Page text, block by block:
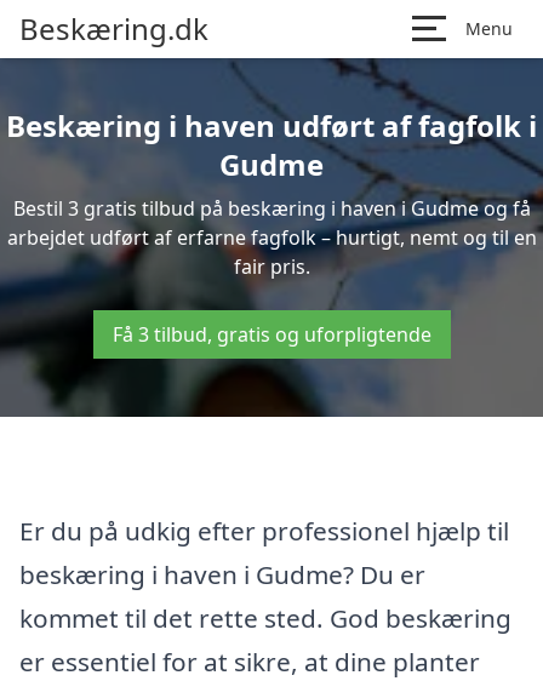
Beskæring.dk Menu
Beskæring i haven udført af fagfolk i
Gudme
Bestil 3 gratis tilbud på beskæring i haven i Gudme og få
arbejdet udført af erfarne fagfolk – hurtigt, nemt og til en
fair pris.
Få 3 tilbud, gratis og uforpligtende
Er du på udkig efter professionel hjælp til
beskæring i haven i Gudme? Du er
kommet til det rette sted. God beskæring
er essentiel for at sikre, at dine planter